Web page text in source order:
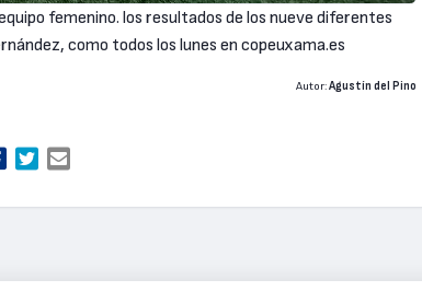
femenino. los resultados de los nueve diferentes
como todos los lunes en copeuxama.es
Autor:Agustín del Pino